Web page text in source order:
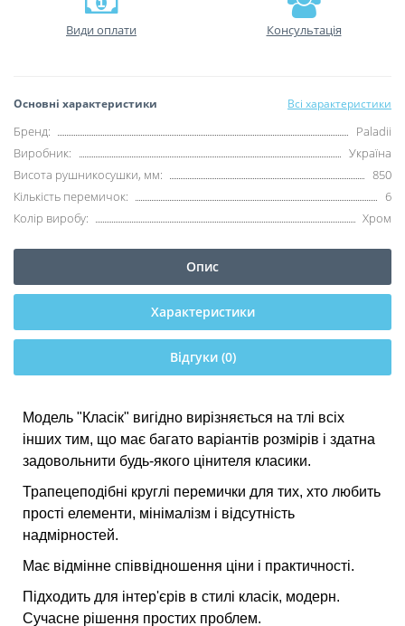
Види оплати Консультація
Основні характеристики Всі характеристики
Бренд:
Paladii
Виробник:
Україна
Висота рушникосушки, мм:
850
Кількість перемичок:
6
Колір виробу:
Хром
Опис
Характеристики
Відгуки (0)
Модель "Класік" вигідно вирізняється на тлі всіх
інших тим, що має багато варіантів розмірів і здатна
задовольнити будь-якого цінителя класики.
Трапецеподібні круглі перемички для тих, хто любить
прості елементи, мінімалізм і відсутність
надмірностей.
Має відмінне співвідношення ціни і практичності.
Підходить для інтер'єрів в стилі класік, модерн.
Сучасне рішення простих проблем.